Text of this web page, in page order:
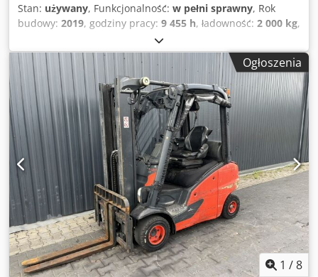
Stan: używany, Funkcjonalność: w pełni sprawny, Rok
budowy: 2019, godziny pracy: 9 455 h, ładowność: 2 000 kg,
4 625 mm
podnoszenia:1 519 mm, rodzaj paliwa:gaz, typ masztu:
triplex
, wysokość konstrukcyjna: 2 121 mm, typ napędu:
Treibgas
, Wózek widłowy na gaz płynny Klasa ISO: Klasa
ISO 2 = 1.000 - 2.500 kg Typ masztu: Triplex Stan: Gotowy
do pracy i w pełni sprawny Stan techniczny: dobry Opis:
Połówka kabiny Przesuw boczny, 3. zawór, ogrzewanie,
Cedpfjzri Thox Aqqerf
Ogłoszenia
1 /8